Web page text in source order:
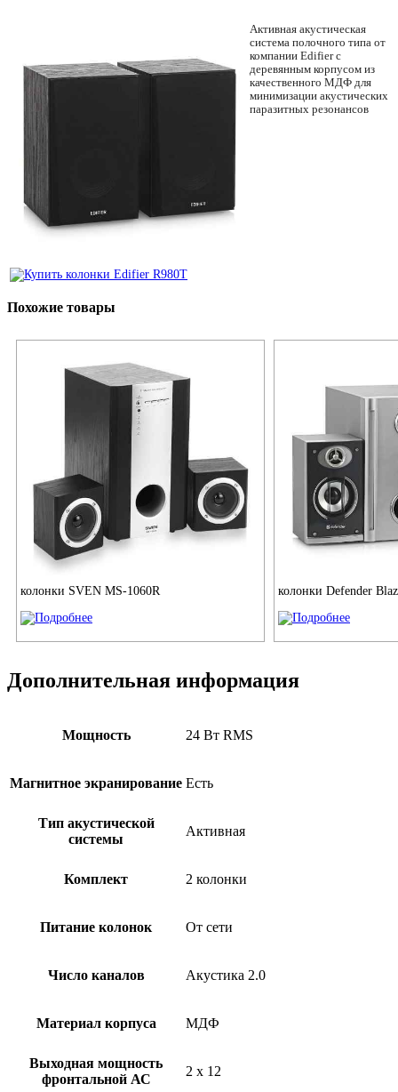
Активная акустическая
система полочного типа от
компании Edifier с
деревянным корпусом из
качественного МДФ для
минимизации акустических
паразитных резонансов
Похожие товары
колонки SVEN MS-1060R колонки Defender
Дополнительная информация
Мощность 24 Вт RMS
Магнитное экранирование Есть
Тип акустической
системы
Активная
Комплект 2 колонки
Питание колонок От сети
Число каналов Акустика 2.0
Материал корпуса МДФ
Выходная мощность
фронтальной АС
2 х 12